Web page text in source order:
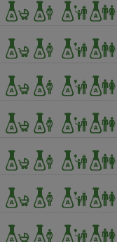
Climatiseur -
Ventilateur
Antivirus
Ventilateur